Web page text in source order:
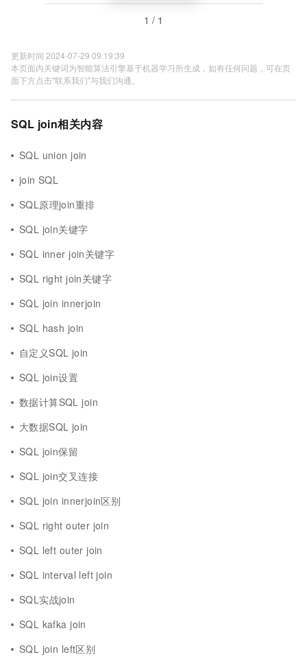
1 / 1
更新时间 2024-07-29 09:19:39
本页面内关键词为智能算法引擎基于机器学习所生成，如有任何问题，可在页
面下方点击"联系我们"与我们沟通。
SQL join相关内容
SQL union join
join SQL
SQL原理join重排
SQL join关键字
SQL inner join关键字
SQL right join关键字
SQL join innerjoin
SQL hash join
自定义SQL join
SQL join设置
数据计算SQL join
大数据SQL join
SQL join保留
SQL join交叉连接
SQL join innerjoin区别
SQL right outer join
SQL left outer join
SQL interval left join
SQL实战join
SQL kafka join
SQL join left区别